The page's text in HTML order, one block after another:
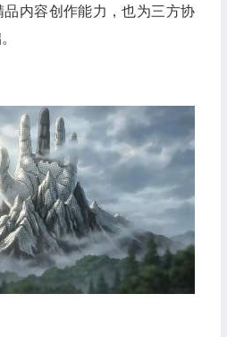
内容创作能力，也为三方协